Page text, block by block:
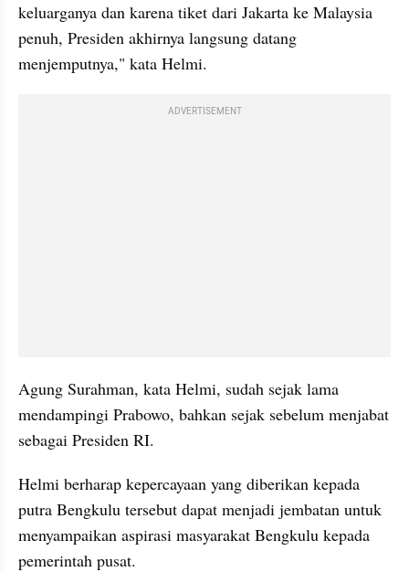
keluarganya dan karena tiket dari Jakarta ke Malaysia
penuh, Presiden akhirnya langsung datang
menjemputnya," kata Helmi.
ADVERTISEMENT
Agung Surahman, kata Helmi, sudah sejak lama
mendampingi Prabowo, bahkan sejak sebelum menjabat
sebagai Presiden RI.
Helmi berharap kepercayaan yang diberikan kepada
putra Bengkulu tersebut dapat menjadi jembatan untuk
menyampaikan aspirasi masyarakat Bengkulu kepada
pemerintah pusat.